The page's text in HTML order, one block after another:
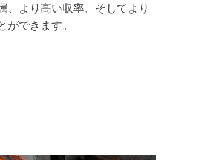
、より高い収率、そしてより
できます。